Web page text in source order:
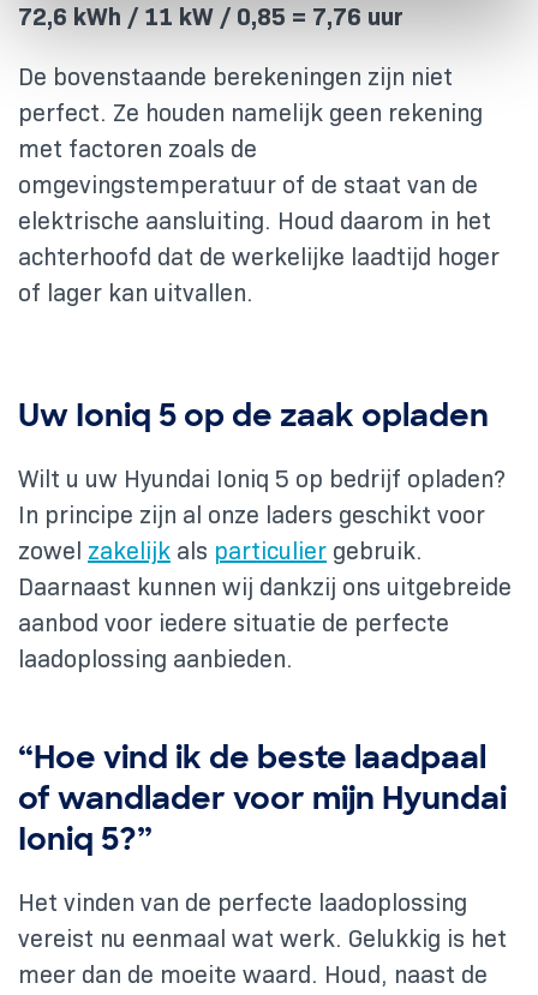
72,6 kWh / 11 kW / 0,85 = 7,76 uur
De bovenstaande berekeningen zijn niet
perfect. Ze houden namelijk geen rekening
met factoren zoals de
omgevingstemperatuur of de staat van de
elektrische aansluiting. Houd daarom in het
achterhoofd dat de werkelijke laadtijd hoger
of lager kan uitvallen.
Uw Ioniq 5 op de zaak opladen
Wilt u uw Hyundai Ioniq 5 op bedrijf opladen?
In principe zijn al onze laders geschikt voor
zowel zakelijk als particulier gebruik.
Daarnaast kunnen wij dankzij ons uitgebreide
aanbod voor iedere situatie de perfecte
laadoplossing aanbieden.
“Hoe vind ik de beste laadpaal
of wandlader voor mijn Hyundai
Ioniq 5?”
Het vinden van de perfecte laadoplossing
vereist nu eenmaal wat werk. Gelukkig is het
meer dan de moeite waard. Houd, naast de